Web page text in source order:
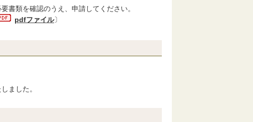
書類を確認のうえ、申請してください。
pdfファイル〕
ました。